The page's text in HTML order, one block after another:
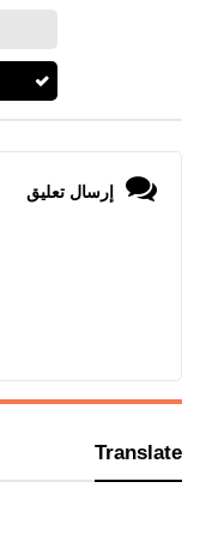
إرسال تعليق
Translate